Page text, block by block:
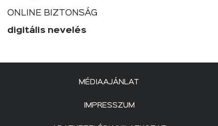
ONLINE BIZTONSÁG
digitális nevelés
MÉDIAAJÁNLAT
IMPRESSZUM